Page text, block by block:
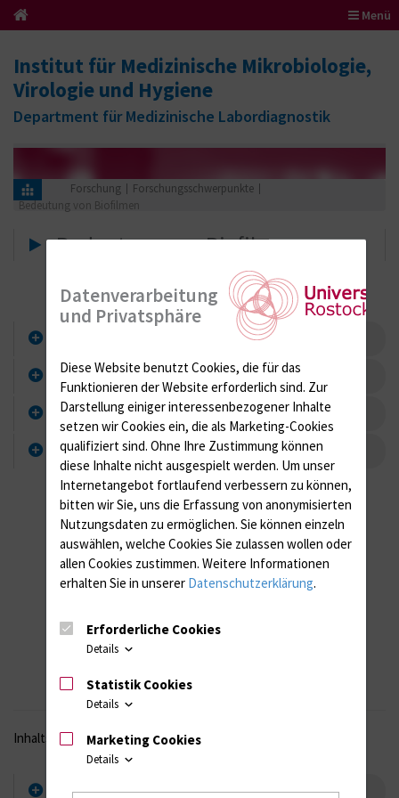
Menü
Institut für Medizinische Mikrobiologie,
Virologie und Hygiene
Department für Medizinische Labordiagnostik
Forschung
Forschungsschwerpunkte
Bedeutung von Biofilmen
Bedeutung von Biofilmen
Bedeutung
Themenkomplexe
Arbeitsgruppen auf diesem Gebiet
Inhaltsverzeichnis
Forschungsschwerpunkte
Datenverarbeitung
und Privatsphäre
Diese Website benutzt Cookies, die für das
Funktionieren der Website erforderlich sind. Zur
Darstellung einiger interessenbezogener Inhalte
setzen wir Cookies ein, die als Marketing-Cookies
qualifiziert sind. Ohne Ihre Zustimmung können
diese Inhalte nicht ausgespielt werden. Um unser
Internetangebot fortlaufend verbessern zu können,
bitten wir Sie, uns die Erfassung von anonymisierten
Nutzungsdaten zu ermöglichen. Sie können einzeln
auswählen, welche Cookies Sie zulassen wollen oder
allen Cookies zustimmen. Weitere Informationen
erhalten Sie in unserer Datenschutzerklärung.
Erforderliche Cookies
Details
Statistik Cookies
Details
Marketing Cookies
Details